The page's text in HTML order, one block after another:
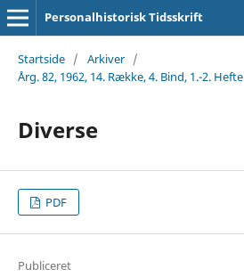
Personalhistorisk Tidsskrift
Startside / Arkiver /
Årg. 82, 1962, 14. Række, 4. Bind, 1.-2. Hefte
Diverse
PDF
Publiceret